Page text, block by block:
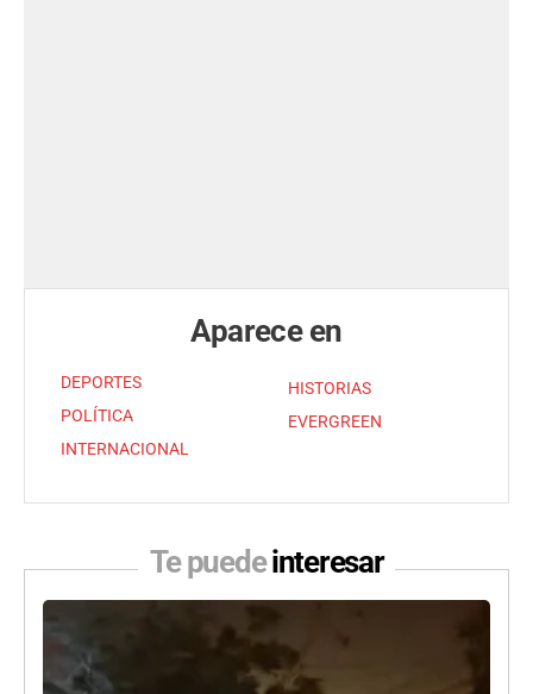
Aparece en
DEPORTES
POLÍTICA
INTERNACIONAL
HISTORIAS
EVERGREEN
Te puedeinteresar